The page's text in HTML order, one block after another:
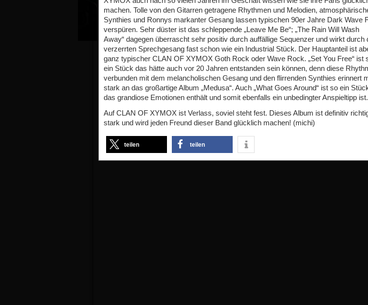
machen. Tolle von den Gitarren getragene Rhythmen und Melodien,
Synthies und Ronnys markanter Gesang lassen typischen 90er Jahre Dark Wave
verspüren. Sehr düster ist das schleppende „Leave Me Be“; „The Rain Will Wash
Away“ dagegen überrascht sehr positiv durch auffällige Sequenzer und wirkt durch
verzerrten Sprechgesang fast schon wie ein Industrial Stück. Der Hauptanteil ist
ganz typischer CLAN OF XYMOX Goth Rock oder Wave Rock. „Set You Free“ ist
ein Stück das hätte auch vor 20 Jahren entstanden sein können, denn diese
verbunden mit dem melancholischen Gesang und den flirrenden Synthies erinnert
stark an das großartige Album „Medusa“. Auch „What Goes Around“ ist so ein
das grandiose Emotionen enthält und somit ebenfalls ein unbedingter Anspieltipp ist.
Auf CLAN OF XYMOX ist Verlass, soviel steht fest. Dieses Album ist definitiv
stark und wird jeden Freund dieser Band glücklich machen! (michi)
teilen teilen